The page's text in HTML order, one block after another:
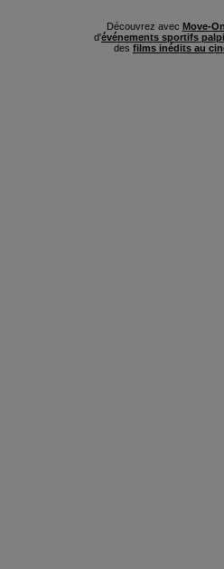
Découvrez avec Move-
d'événements sportifs
des films inédits au